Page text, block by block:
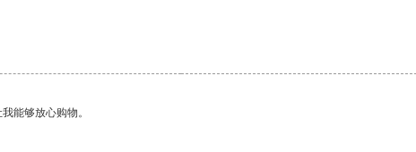
能够放心购物。